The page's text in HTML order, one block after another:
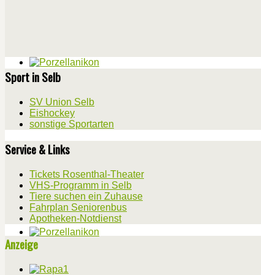
Sport in Selb
SV Union Selb
Eishockey
sonstige Sportarten
Service & Links
Tickets Rosenthal-Theater
VHS-Programm in Selb
Tiere suchen ein Zuhause
Fahrplan Seniorenbus
Apotheken-Notdienst
Anzeige